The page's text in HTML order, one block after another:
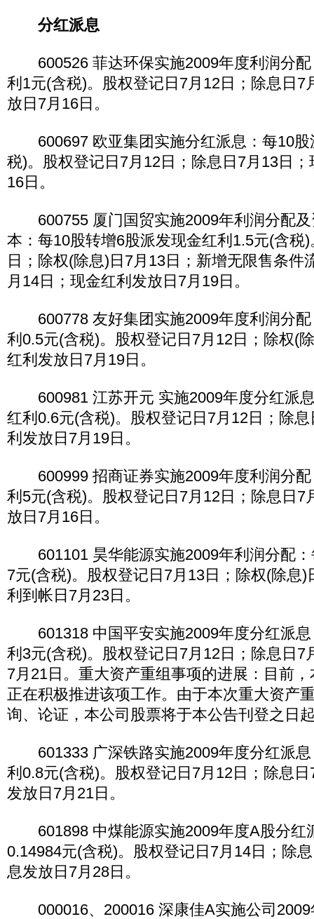
分红派息
600526 菲达环保实施2009年度利润分配
利1元(含税)。股权登记日7月12日；除息日7
放日7月16日。
600697 欧亚集团实施分红派息：每10股
税)。股权登记日7月12日；除息日7月13日
16日。
600755 厦门国贸实施2009年利润分配及
本：每10股转增6股派发现金红利1.5元(含税
日；除权(除息)日7月13日；新增无限售条件
月14日；现金红利发放日7月19日。
600778 友好集团实施2009年度利润分配
利0.5元(含税)。股权登记日7月12日；除权(
红利发放日7月19日。
600981 江苏开元 实施2009年度分红派
红利0.6元(含税)。股权登记日7月12日；除
利发放日7月19日。
600999 招商证券实施2009年度利润分配
利5元(含税)。股权登记日7月12日；除息日7
放日7月16日。
601101 昊华能源实施2009年利润分配：
7元(含税)。股权登记日7月13日；除权(除息)
利到帐日7月23日。
601318 中国平安实施2009年度分红派息
利3元(含税)。股权登记日7月12日；除息日7
7月21日。重大资产重组事项的进展：目前
正在积极推进该项工作。由于本次重大资产
询、论证，本公司股票将于本公告刊登之日
601333 广深铁路实施2009年度分红派息
利0.8元(含税)。股权登记日7月12日；除息
发放日7月21日。
601898 中煤能源实施2009年度A股分红
0.14984元(含税)。股权登记日7月14日；除
息发放日7月28日。
000016、200016 深康佳A实施公司2009